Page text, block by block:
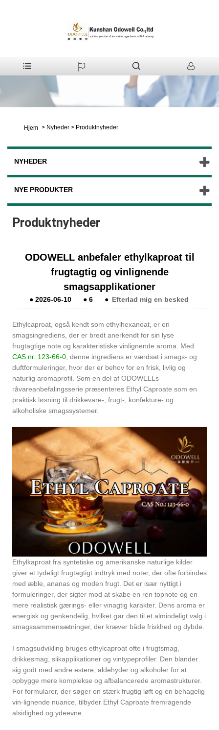
Hjem > Nyheder > Produktnyheder
NYHEDER
NYE PRODUKTER
Produktnyheder
ODOWELL anbefaler ethylkaproat til
frugtagtig og vinlignende
smagsapplikationer
● 2026-06-10 ● 6 ● Efterlad mig en besked
Ethylcaproat, også kendt som ethylhexanoat, er en
smagsingrediens, der er bredt anerkendt for sin lyse
frugtagtige note og karakteristiske vinlignende aroma. Med
CAS nr. 123-66-0, denne ingrediens er værdsat i smags- og
duftformuleringer, hvor der er behov for en frisk, livlig og
naturlig aromaprofil. Som en del af ODOWELLs
råvareanbefalingsserie præsenteres Ethyl Caproate som en
praktisk løsning til drikkevare-, frugt-, konfekture- og
alkoholiske smagssystemer.
Ethylkaproat fra syntetiske og amerikanske naturlige kilder
giver et tydeligt frugtagtigt indtryk med noter, der ofte forbindes
med æble, ananas og moden frugt. Det er især nyttigt i
formuleringer, der sigter mod at skabe en ren topnote og en
mere realistisk gærings- eller vinagtig karakter. Dens aroma er
energisk og genkendelig, hvilket gør den til et almindeligt valg i
smagssammensætninger, der kræver både friskhed og dybde.
I smagsudvikling bruges ethylcaproat ofte i frugtsmag,
drikkesmag, slikapplikationer og vintypeprofiler. Den blander
sig godt med andre estere, aldehyder og alkoholer for at
opbygge mere komplekse og afbalancerede aromastrukturer.
For formularer, der søger en stærk frugtig løft og en behagelig
vin-lignende nuance, tilbyder Ethyl Caproate fremragende
alsidighed og ydeevne.